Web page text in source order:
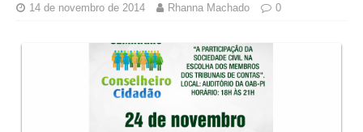
14 de novembro de 2014 Rhanna Machado 0